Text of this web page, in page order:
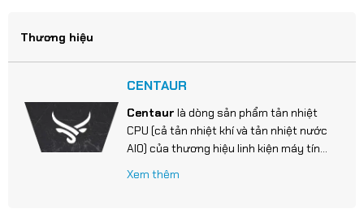
Thương hiệu
CENTAUR
Centaur là dòng sản phẩm tản nhiệt
CPU (cả tản nhiệt khí và tản nhiệt nước
AIO) của thương hiệu linh kiện máy tính
Xem thêm